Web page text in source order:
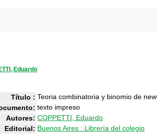
Eduardo
Título : Teoria combinatoria y binomio de
texto impreso
Autores: COPPETTI, Eduardo
Editorial: Buenos Aires : Librería del colegio